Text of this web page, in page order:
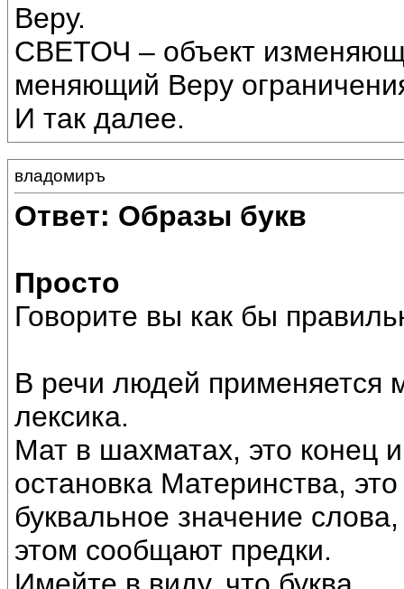
Веру.
СВЕТОЧ – объект
меняющий Веру
И так далее.
владомиръ
Ответ: Образы букв
Просто
Говорите вы как бы
В речи людей применяется
лексика.
Мат в шахматах, это конец
остановка Материнства,
буквальное значение
этом сообщают предки.